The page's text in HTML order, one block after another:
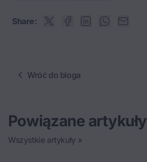
Share:
Wróć do bloga
Powiązane artykuły
Wszystkie artykuły »